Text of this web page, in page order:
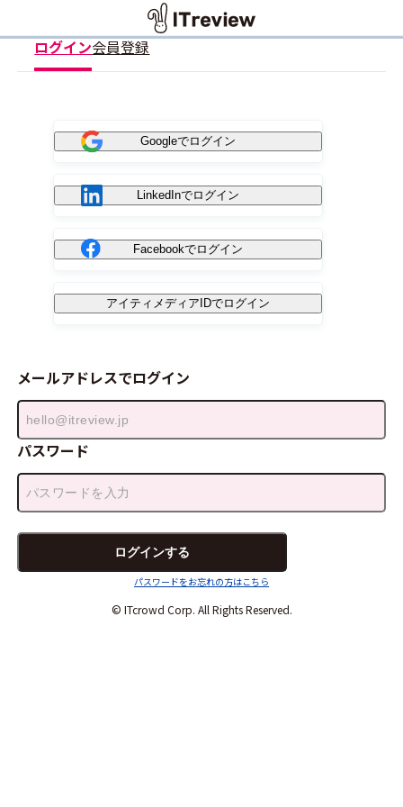
ログイン会員登録
Googleでログイン
LinkedInでログイン
Facebookでログイン
アイティメディアIDでログイン
メールアドレスでログイン
パスワード
パスワードをお忘れの方はこちら
© ITcrowd Corp. All Rights Reserved.